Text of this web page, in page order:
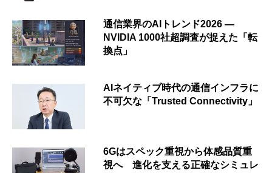
通信業界のAIトレンド2026 ―
NVIDIA 1000社超調査が捉えた「転
換点」
AIネイティブ時代の通信インフラに
不可欠な「Trusted Connectivity」
6Gはスペック重視から体感品質重
視へ 進化を支える正確なシミュレ